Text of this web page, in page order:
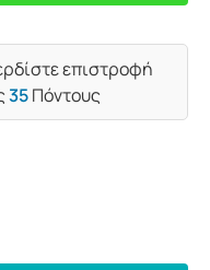
επιστροφή
35Πόντους